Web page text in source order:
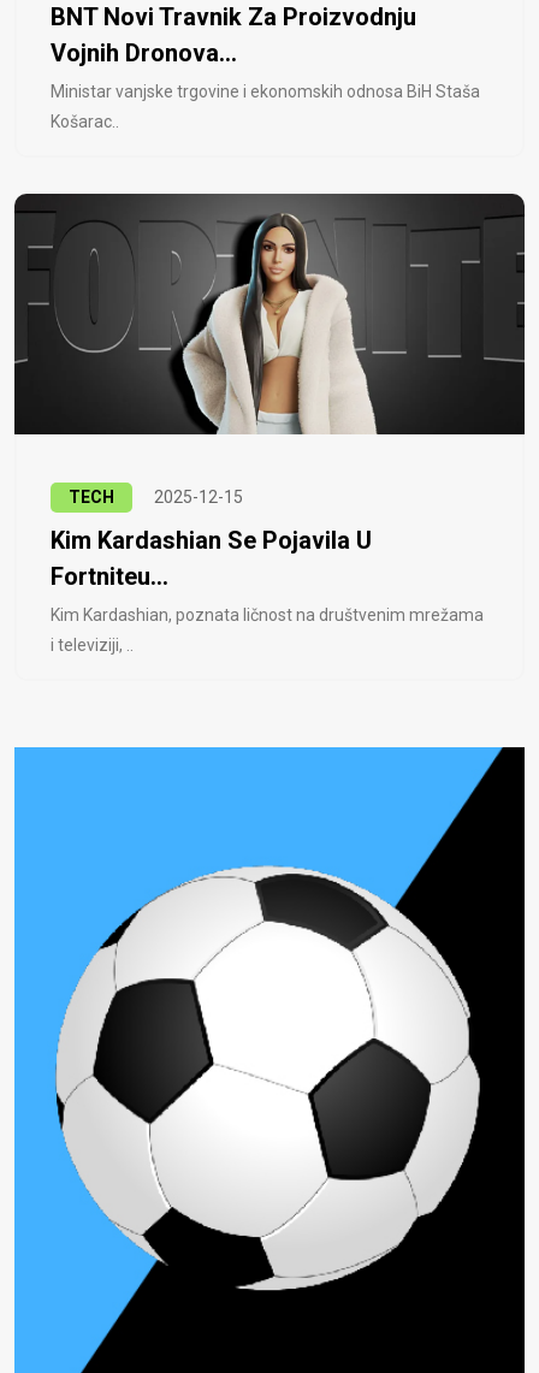
BNT Novi Travnik Za Proizvodnju
Vojnih Dronova...
Ministar vanjske trgovine i ekonomskih odnosa BiH Staša
Košarac..
TECH 2025-12-15
Kim Kardashian Se Pojavila U
Fortniteu...
Kim Kardashian, poznata ličnost na društvenim mrežama
i televiziji, ..